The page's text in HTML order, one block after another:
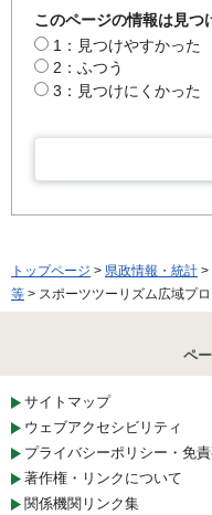
このページの情報は見つ
1：見つけやすかった
2：ふつう
3：見つけにくかった
トップページ > 県政情報・統計 >
等 > スポーツツーリズム広域プ
ペ
サイトマップ
ウェブアクセシビリティ
プライバシーポリシー・免
著作権・リンクについて
関係機関リンク集